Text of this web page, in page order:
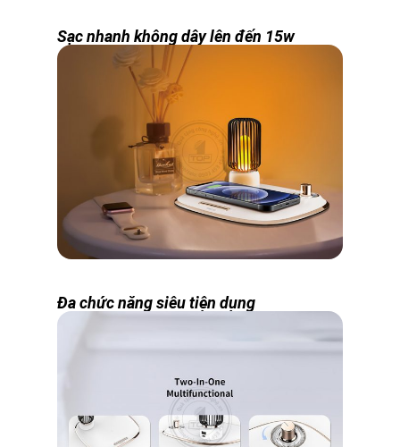
Sạc nhanh không dây lên đến 15w
Đa chức năng siêu tiện dụng